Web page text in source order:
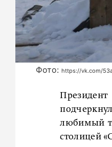
Фото: https://vk.com/
любимый
столицей